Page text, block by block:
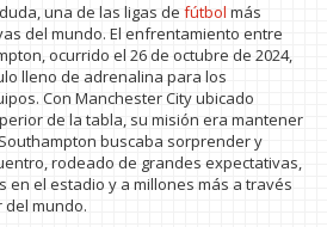
una de las ligas de fútbol más
del mundo. El enfrentamiento entre
ocurrido el 26 de octubre de 2024,
lleno de adrenalina para los
Con Manchester City ubicado
de la tabla, su misión era mantener
buscaba sorprender y
rodeado de grandes expectativas,
en el estadio y a millones más a través
mundo.